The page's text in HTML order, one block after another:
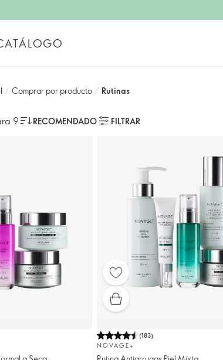
/ Comprar por producto / Rutinas
9 RECOMENDADO FILTRAR
(183)
NOVAGE+